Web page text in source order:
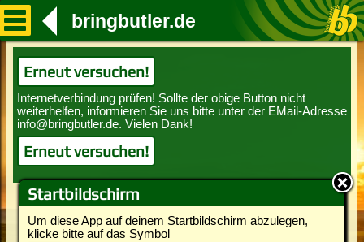
Startbildschirm
Um diese App auf deinem Startbildschirm abzulegen,
klicke bitte auf das Symbol
bringbutler.de
Erneut versuchen!
Erneut versuchen!